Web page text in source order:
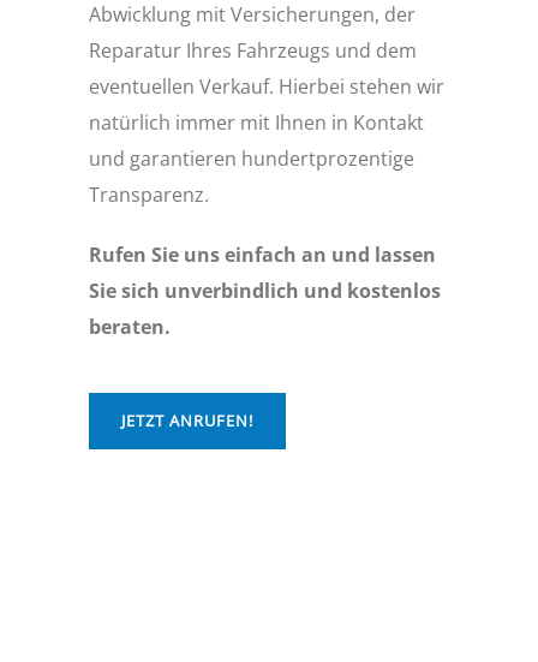
Abwicklung mit Versicherungen, der
Reparatur Ihres Fahrzeugs und dem
eventuellen Verkauf. Hierbei stehen wir
natürlich immer mit Ihnen in Kontakt
und garantieren hundertprozentige
Transparenz.
Rufen Sie uns einfach an und lassen
Sie sich unverbindlich und kostenlos
beraten.
JETZT ANRUFEN!